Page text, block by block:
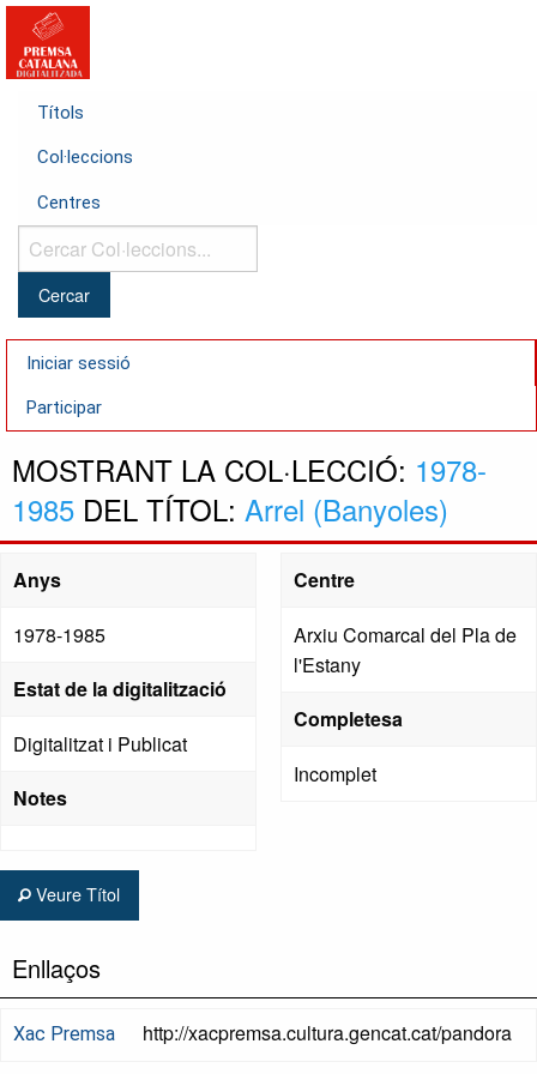
Títols
Col·leccions
Centres
Cercar
Col·leccions...
Iniciar sessió
Participar
MOSTRANT LA COL·LECCIÓ: 1978-
1985 DEL TÍTOL: Arrel (Banyoles)
Anys
1978-1985
Estat de la digitalització
Digitalitzat i Publicat
Notes
Centre
Arxiu Comarcal del Pla de
l'Estany
Completesa
Incomplet
Veure Títol
Enllaços
Xac Premsa http://xacpremsa.cultura.gencat.cat/pandora